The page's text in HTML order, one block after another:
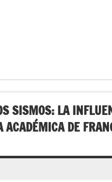
SISMOS: LA
DE